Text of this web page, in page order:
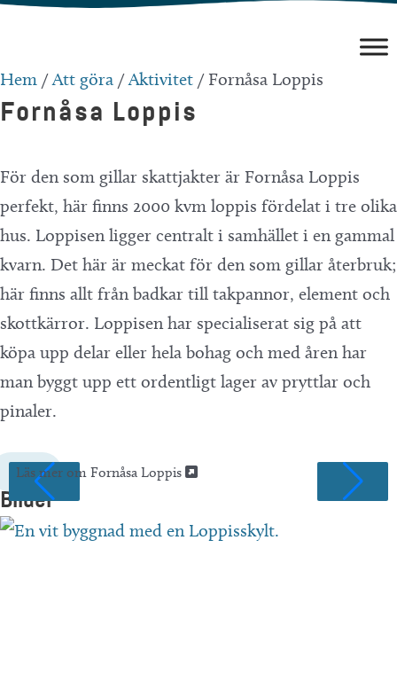
Hoppa
innehåll
Hem /Att göra /Aktivitet / Fornåsa Loppis
Fornåsa Loppis
För den som gillar skattjakter är Fornåsa Loppis
perfekt, här finns 2000 kvm loppis fördelat i tre olika
hus. Loppisen ligger centralt i samhället i en gammal
kvarn. Det här är meckat för den som gillar återbruk;
här finns allt från badkar till takpannor, element och
skottkärror. Loppisen har specialiserat sig på att
köpa upp delar eller hela bohag och med åren har
man byggt upp ett ordentligt lager av pryttlar och
pinaler.
Läs mer om Fornåsa Loppis
Bilder